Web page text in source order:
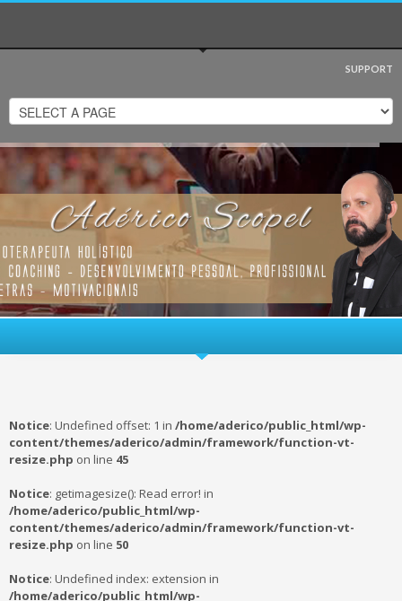
Visualizar Nova Venécia em um mapa maior
SUPPORT
Notice: Undefined offset: 1 in /home/aderico/public_html/wp-
content/themes/aderico/admin/framework/function-vt-
resize.php on line 45
Notice: getimagesize(): Read error! in
/home/aderico/public_html/wp-
content/themes/aderico/admin/framework/function-vt-
resize.php on line 50
Notice: Undefined index: extension in
/home/aderico/public_html/wp-